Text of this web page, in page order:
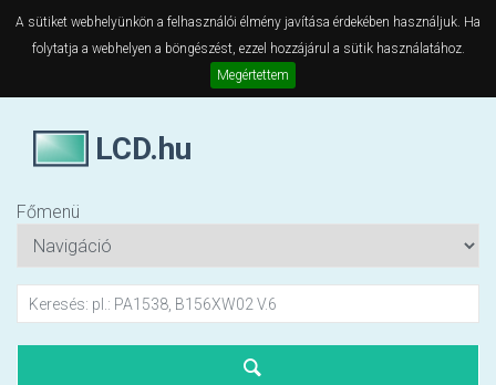
A sütiket webhelyünkön a felhasználói élmény javítása érdekében használjuk. Ha
folytatja a webhelyen a böngészést, ezzel hozzájárul a sütik használatához.
Megértettem
LCD.hu
Főmenü